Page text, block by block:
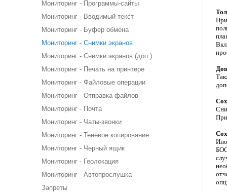
Мониторинг - Программы-сайты
Мониторинг - Вводимый текст
Мониторинг - Буфер обмена
Мониторинг - Снимки экранов
Мониторинг - Снимки экранов (доп.)
Мониторинг - Печать на принтере
Мониторинг - Файловые операции
Мониторинг - Отправка файлов
Мониторинг - Почта
Мониторинг - Чаты-звонки
Мониторинг - Теневое копирование
Мониторинг - Черный ящик
Мониторинг - Геолокация
Мониторинг - Автопрослушка
Запреты